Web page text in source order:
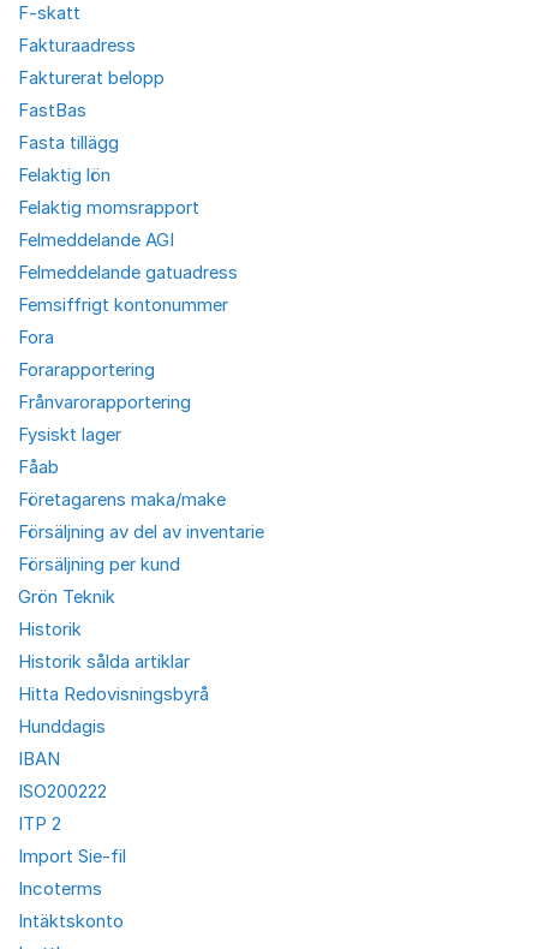
F-skatt
Fakturaadress
Fakturerat belopp
FastBas
Fasta tillägg
Felaktig lön
Felaktig momsrapport
Felmeddelande AGI
Felmeddelande gatuadress
Femsiffrigt kontonummer
Fora
Forarapportering
Frånvarorapportering
Fysiskt lager
Fåab
Företagarens maka/make
Försäljning av del av inventarie
Försäljning per kund
Grön Teknik
Historik
Historik sålda artiklar
Hitta Redovisningsbyrå
Hunddagis
IBAN
ISO200222
ITP 2
Import Sie-fil
Incoterms
Intäktskonto